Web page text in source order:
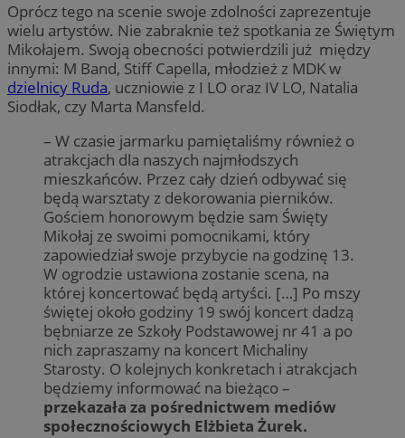
Oprócz tego na scenie swoje zdolności zaprezentuje
wielu artystów. Nie zabraknie też spotkania ze Świętym
Mikołajem. Swoją obecności potwierdzili już między
innymi: M Band, Stiff Capella, młodzież z MDK w
dzielnicy Ruda, uczniowie z I LO oraz IV LO, Natalia
Siodłak, czy Marta Mansfeld.
– W czasie jarmarku pamiętaliśmy również o
atrakcjach dla naszych najmłodszych
mieszkańców. Przez cały dzień odbywać się
będą warsztaty z dekorowania pierników.
Gościem honorowym będzie sam Święty
Mikołaj ze swoimi pomocnikami, który
zapowiedział swoje przybycie na godzinę 13.
W ogrodzie ustawiona zostanie scena, na
której koncertować będą artyści. […] Po mszy
świętej około godziny 19 swój koncert dadzą
bębniarze ze Szkoły Podstawowej nr 41 a po
nich zapraszamy na koncert Michaliny
Starosty. O kolejnych konkretach i atrakcjach
będziemy informować na bieżąco –
przekazała za pośrednictwem mediów
społecznościowych Elżbieta Żurek.